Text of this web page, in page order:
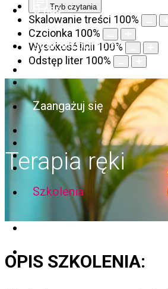
Tryb czytania
Skalowanie treści 100%
Czcionka 100%
Wysokość linii 100%
Odstęp liter 100%
O nas
Szukam pomocy
Zaangażuj się
Szkolenia
Terapia ręki
OPIS SZKOLENIA: